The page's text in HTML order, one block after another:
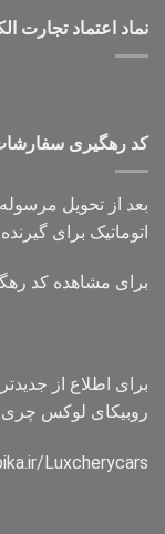
نماد اعتماد تجارت
کد رهگیری
بعد از تحویل
اتوماتیک برای
برای مشاهده کد
برای اطلاع از
روبیکای لوکس چری
Luxcherycars